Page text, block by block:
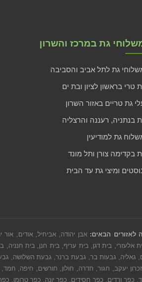
גת במרכז והשרון
גת לתל אביב והסביבה
טרי בראשון לציון ובת ים
גת טריים באזור השרון
בנתניה, רעננה והרצליה
גת למודיעין
בקדימה צורן ותל מונד
ומיצי גת עד הבית
לאזורים הבאים: אבן יהודה, אביחיל, אודים,
בית דגן, בית עריף, בית חנן, בית
גאליה, גבעות בר, גבעת ברנר, גבעת השלושה,
יעקב, חגור, חדרה, חולון, חורשים, חיפה,
כפר ורדים, כפר חסידים, כפר יונה, כפר